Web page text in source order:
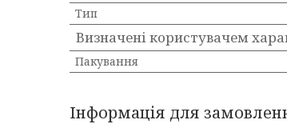
Тип
Визначені користувачем
Пакування
Інформація для